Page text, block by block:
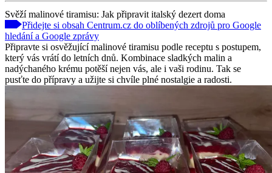
Svěží malinové tiramisu: Jak připravit italský dezert doma
Přidejte si obsah Centrum.cz do oblíbených zdrojů pro Google
hledání a Google zprávy
Připravte si osvěžující malinové tiramisu podle receptu s postupem,
který vás vrátí do letních dnů. Kombinace sladkých malin a
nadýchaného krému potěší nejen vás, ale i vaši rodinu. Tak se
pusťte do přípravy a užijte si chvíle plné nostalgie a radosti.